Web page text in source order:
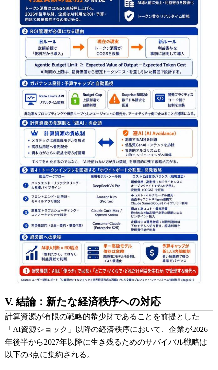
V. 結論：新たな経済秩序への対応
計算資源が有限の戦略的希少財であることを前提とした
「AI資源ショック」以降の経済秩序において、企業が2026
年後半から2027年以降に生き残るためのサバイバル戦略は
以下の3点に集約される。